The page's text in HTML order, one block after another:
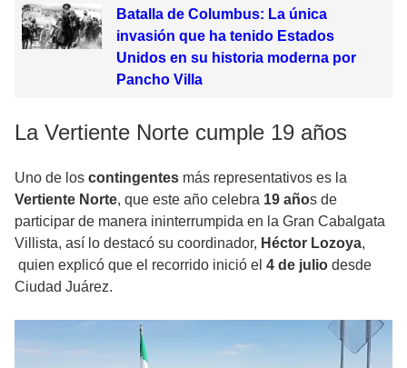
Batalla de Columbus: La única
invasión que ha tenido Estados
Unidos en su historia moderna por
Pancho Villa
La Vertiente Norte cumple 19 años
Uno de los contingentes más representativos es la
Vertiente Norte, que este año celebra 19 años de
participar de manera ininterrumpida en la Gran Cabalgata
Villista, así lo destacó su coordinador, Héctor Lozoya,
quien explicó que el recorrido inició el 4 de julio desde
Ciudad Juárez.